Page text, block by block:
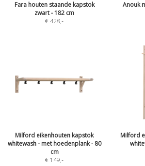
Fara houten staande kapstok
zwart - 182 cm
€ 428,-
Anouk
Milford eikenhouten kapstok
whitewash - met hoedenplank - 80
cm
€ 149,-
Milford